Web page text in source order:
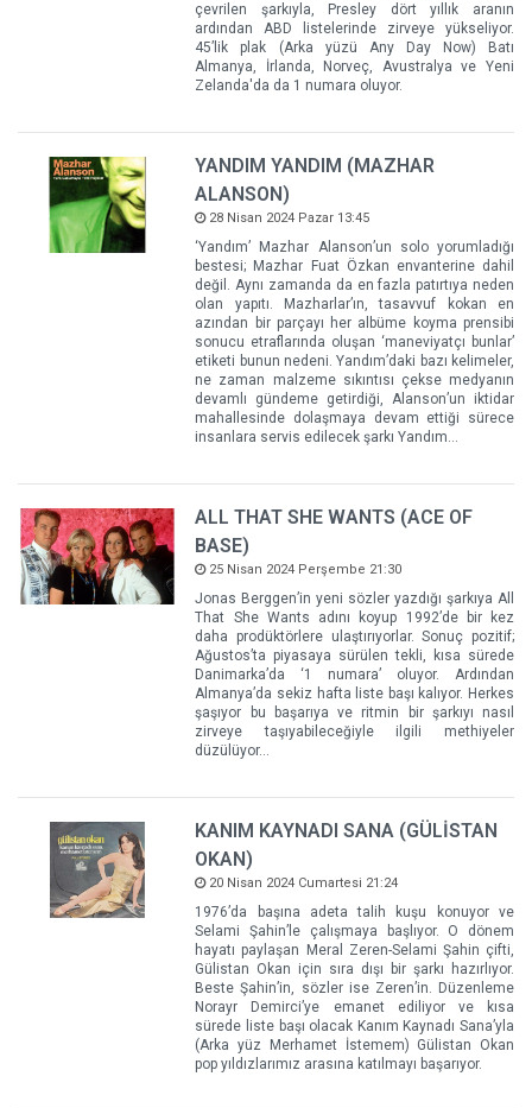
çevrilen şarkıyla, Presley dört yıllık aranın
ardından ABD listelerinde zirveye yükseliyor.
45’lik plak (Arka yüzü Any Day Now) Batı
Almanya, İrlanda, Norveç, Avustralya ve Yeni
Zelanda'da da 1 numara oluyor.
YANDIM YANDIM (MAZHAR
ALANSON)
28 Nisan 2024 Pazar 13:45
‘Yandım’ Mazhar Alanson’un solo yorumladığı
bestesi; Mazhar Fuat Özkan envanterine dahil
değil. Aynı zamanda da en fazla patırtıya neden
olan yapıtı. Mazharlar’ın, tasavvuf kokan en
azından bir parçayı her albüme koyma prensibi
sonucu etraflarında oluşan ‘maneviyatçı bunlar’
etiketi bunun nedeni. Yandım’daki bazı kelimeler,
ne zaman malzeme sıkıntısı çekse medyanın
devamlı gündeme getirdiği, Alanson’un iktidar
mahallesinde dolaşmaya devam ettiği sürece
insanlara servis edilecek şarkı Yandım…
ALL THAT SHE WANTS (ACE OF
BASE)
25 Nisan 2024 Perşembe 21:30
Jonas Berggen’in yeni sözler yazdığı şarkıya All
That She Wants adını koyup 1992’de bir kez
daha prodüktörlere ulaştırıyorlar. Sonuç pozitif;
Ağustos’ta piyasaya sürülen tekli, kısa sürede
Danimarka’da ‘1 numara’ oluyor. Ardından
Almanya’da sekiz hafta liste başı kalıyor. Herkes
şaşıyor bu başarıya ve ritmin bir şarkıyı nasıl
zirveye taşıyabileceğiyle ilgili methiyeler
düzülüyor…
KANIM KAYNADI SANA (GÜLİSTAN
OKAN)
20 Nisan 2024 Cumartesi 21:24
1976’da başına adeta talih kuşu konuyor ve
Selami Şahin’le çalışmaya başlıyor. O dönem
hayatı paylaşan Meral Zeren-Selami Şahin çifti,
Gülistan Okan için sıra dışı bir şarkı hazırlıyor.
Beste Şahin’in, sözler ise Zeren’in. Düzenleme
Norayr Demirci’ye emanet ediliyor ve kısa
sürede liste başı olacak Kanım Kaynadı Sana’yla
(Arka yüz Merhamet İstemem) Gülistan Okan
pop yıldızlarımız arasına katılmayı başarıyor.